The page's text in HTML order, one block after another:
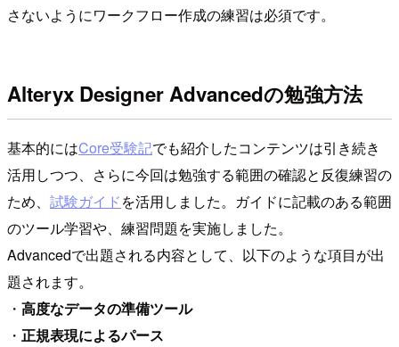
さないようにワークフロー作成の練習は必須です。
Alteryx Designer Advancedの勉強方法
基本的にはCore受験記でも紹介したコンテンツは引き続き
活用しつつ、さらに今回は勉強する範囲の確認と反復練習の
ため、 試験ガイドを活用しました。ガイドに記載のある範囲
のツール学習や、練習問題を実施しました。
Advancedで出題される内容として、以下のような項目が出
題されます。
・ 高度なデータの準備ツール
・ 正規表現によるパース